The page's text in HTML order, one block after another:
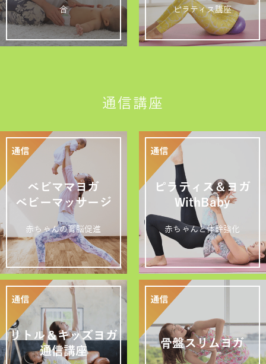
合 ピラティス講座
通信講座
ベビママヨガ
ベビーマッサージ
赤ちゃんの育脳促進
ピラティス＆ヨガ
WithBaby
赤ちゃんと体幹強化
リトル＆キッズヨガ
通信講座
骨盤スリムヨガ